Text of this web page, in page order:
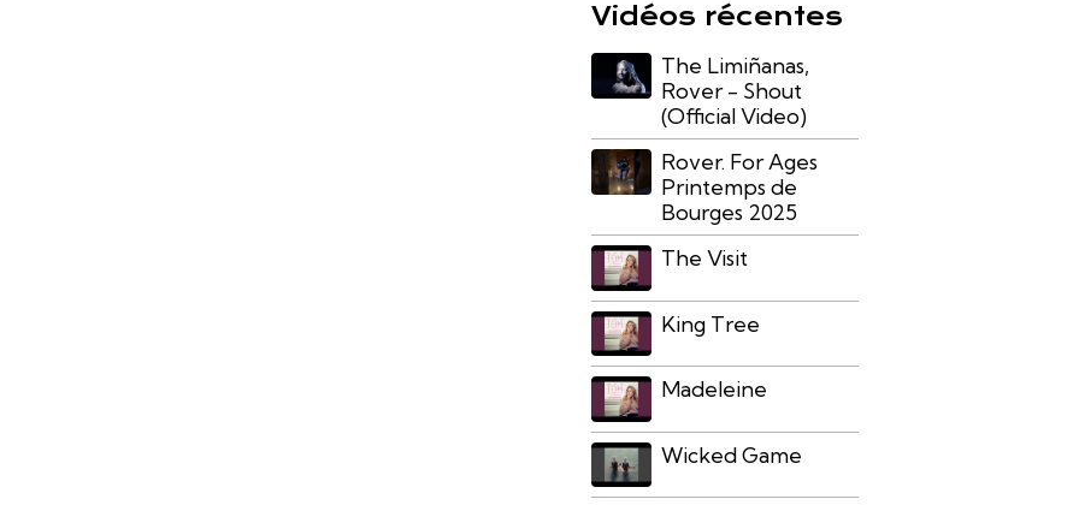
Vidéos récentes
The Limiñanas,
Rover - Shout
(Official Video)
Rover. For Ages
Printemps de
Bourges 2025
The Visit
King Tree
Madeleine
Wicked Game